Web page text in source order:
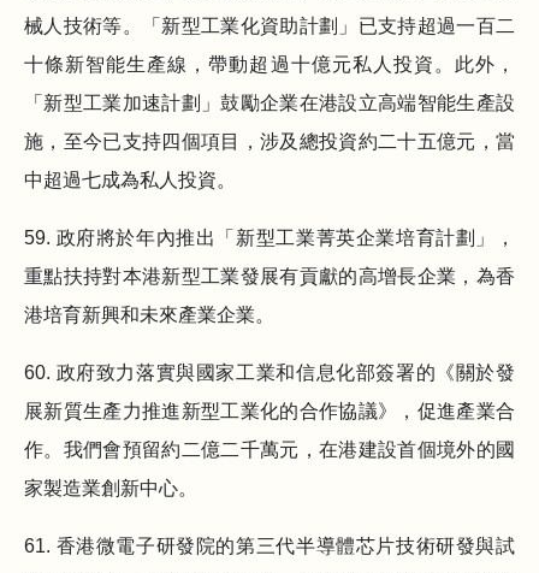
械人技術等。「新型工業化資助計劃」已支持超過一百二
十條新智能生產線，帶動超過十億元私人投資。此外，
「新型工業加速計劃」鼓勵企業在港設立高端智能生產設
施，至今已支持四個項目，涉及總投資約二十五億元，當
中超過七成為私人投資。
59. 政府將於年內推出「新型工業菁英企業培育計劃」，
重點扶持對本港新型工業發展有貢獻的高增長企業，為香
港培育新興和未來產業企業。
60. 政府致力落實與國家工業和信息化部簽署的《關於發
展新質生產力推進新型工業化的合作協議》，促進產業合
作。我們會預留約二億二千萬元，在港建設首個境外的國
家製造業創新中心。
61. 香港微電子研發院的第三代半導體芯片技術研發與試